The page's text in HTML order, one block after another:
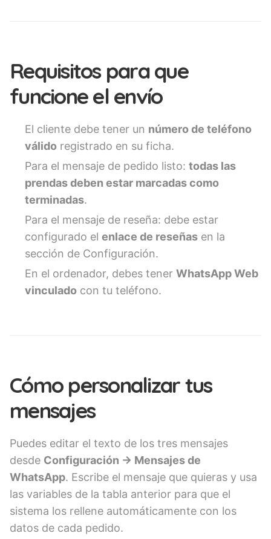
Requisitos para que
funcione el envío
El cliente debe tener un número de teléfono
válido registrado en su ficha.
Para el mensaje de pedido listo: todas las
prendas deben estar marcadas como
terminadas.
Para el mensaje de reseña: debe estar
configurado el enlace de reseñas en la
sección de Configuración.
En el ordenador, debes tener WhatsApp Web
vinculado con tu teléfono.
Cómo personalizar tus
mensajes
Puedes editar el texto de los tres mensajes
desde Configuración → Mensajes de
WhatsApp. Escribe el mensaje que quieras y usa
las variables de la tabla anterior para que el
sistema los rellene automáticamente con los
datos de cada pedido.